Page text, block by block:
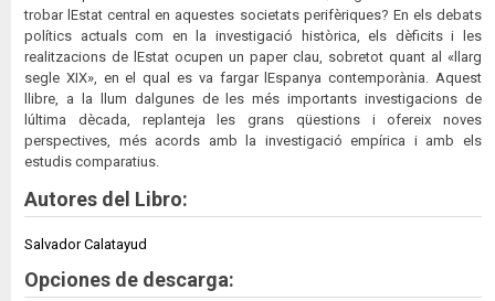
trobar lEstat central en aquestes societats perifèriques? En els debats
polítics actuals com en la investigació històrica, els dèficits i les
realitzacions de lEstat ocupen un paper clau, sobretot quant al «llarg
segle XIX», en el qual es va fargar lEspanya contemporània. Aquest
llibre, a la llum dalgunes de les més importants investigacions de
lúltima dècada, replanteja les grans qüestions i ofereix noves
perspectives, més acords amb la investigació empírica i amb els
estudis comparatius.
Autores del Libro:
Salvador Calatayud
Opciones de descarga: